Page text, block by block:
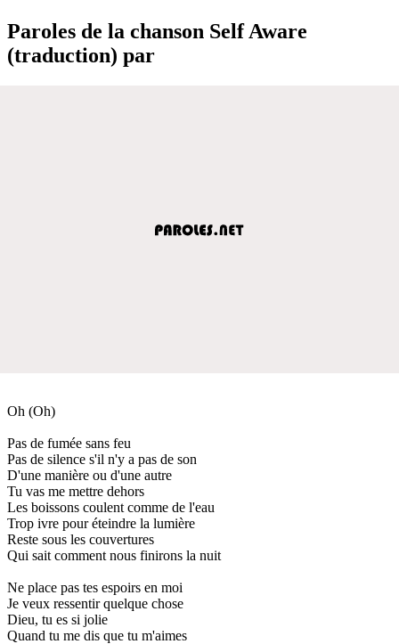
Paroles de la chanson Self Aware
(traduction) par
Oh (Oh)
Pas de fumée sans feu
Pas de silence s'il n'y a pas de son
D'une manière ou d'une autre
Tu vas me mettre dehors
Les boissons coulent comme de l'eau
Trop ivre pour éteindre la lumière
Reste sous les couvertures
Qui sait comment nous finirons la nuit
Ne place pas tes espoirs en moi
Je veux ressentir quelque chose
Dieu, tu es si jolie
Quand tu me dis que tu m'aimes